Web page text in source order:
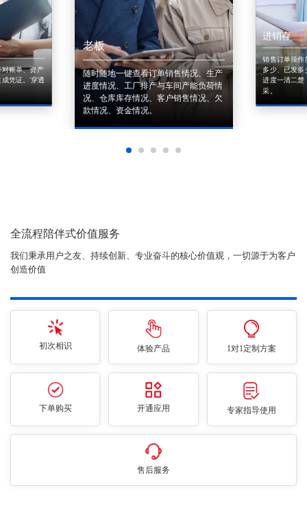
账单、资产
凭证。'穿透
老板
随时随地一键查看订单销售情况、生产
进度情况、工厂排产与车间产能负荷情
况、仓库库存情况、客户销售情况、欠
款情况、资金情况。
进销存
销售订单操作
多少、已发多
进度一清二楚
采。
全流程陪伴式价值服务
我们秉承用户之友、持续创新、专业奋斗的核心价值观，一切源于为客户
创造价值
初次相识 体验产品 1对1定制方案
下单购买 开通应用 专家指导使用
售后服务